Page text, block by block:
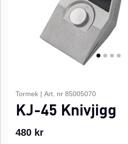
Tormek | Art. nr 85005070
KJ-45 Knivjigg
480 kr